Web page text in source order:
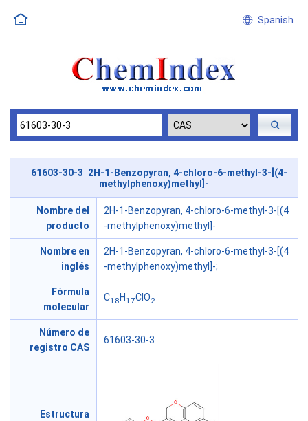
Spanish
61603-30-3 2H-1-Benzopyran, 4-chloro-6-methyl-3-[(4-
methylphenoxy)methyl]-
Nombre del
producto
2H-1-Benzopyran, 4-chloro-6-methyl-3-[(4
-methylphenoxy)methyl]-
Nombre en
inglés
2H-1-Benzopyran, 4-chloro-6-methyl-3-[(4
-methylphenoxy)methyl]-;
Fórmula
molecular
C18 H17ClO2
Número de
registro CAS
61603-30-3
Estructura